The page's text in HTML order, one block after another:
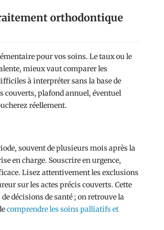
orthodontique
pour vos soins. Le taux ou le
mieux vaut comparer les
à interpréter sans la base de
plafond annuel, éventuel
réellement.
souvent de plusieurs mois après la
en charge. Souscrire en urgence,
Lisez attentivement les exclusions
sur les actes précis couverts. Cette
décisions de santé ; on retrouve la
comprendre les soins palliatifs et